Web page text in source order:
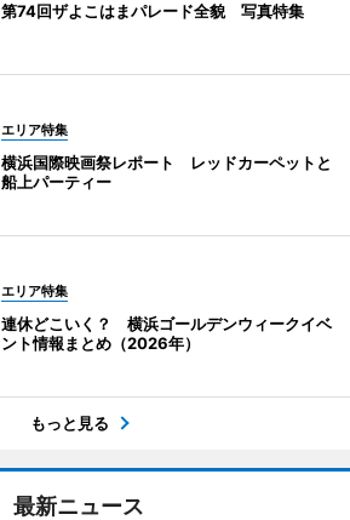
第74回ザよこはまパレード全貌 写真特集
エリア特集
横浜国際映画祭レポート レッドカーペットと
船上パーティー
エリア特集
連休どこいく？ 横浜ゴールデンウィークイベ
ント情報まとめ（2026年）
もっと見る
最新ニュース